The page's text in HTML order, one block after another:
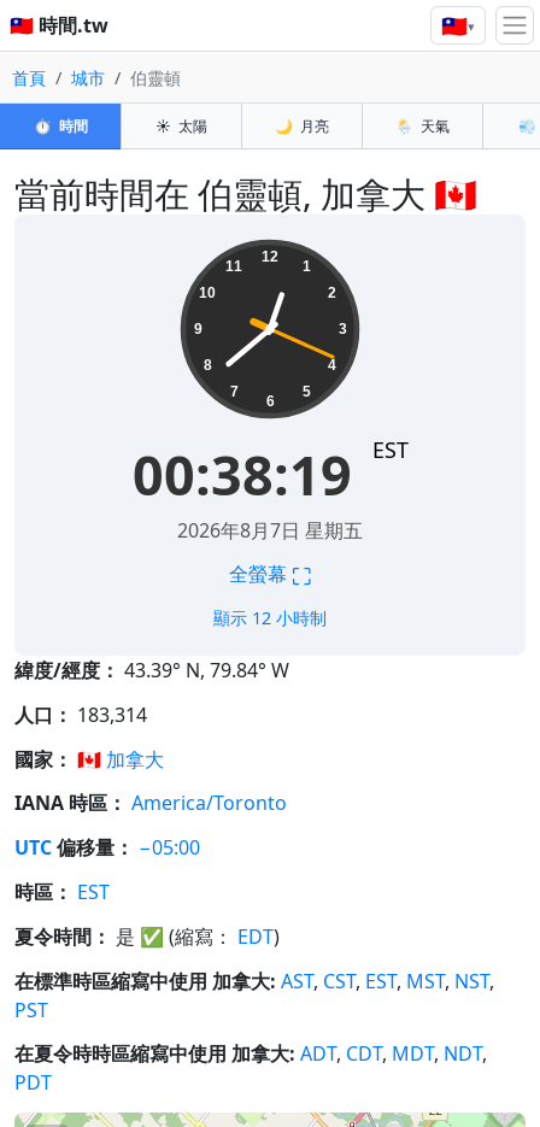
🇹🇼 時間.tw 🇹🇼▾
首頁 城市 伯靈頓
⏱️ 時間 ☀️ 太陽 🌙 月亮 🌦️ 天氣 💨
當前時間在 伯靈頓, 加拿大 🇨🇦
12
1
2
3
4
5
6
7
8
9
10
11
00:38:19 EST
2026年8月7日 星期五
全螢幕 ⛶
顯示 12 小時制
緯度/經度： 43.39° N, 79.84° W
人口： 183,314
國家： 🇨🇦 加拿大
IANA 時區： America/Toronto
UTC偏移量： −05:00
時區： EST
夏令時間： 是 ✅ (縮寫： EDT)
在標準時區縮寫中使用 加拿大: AST, CST, EST, MST, NST,
PST
在夏令時時區縮寫中使用 加拿大: ADT, CDT, MDT, NDT,
PDT